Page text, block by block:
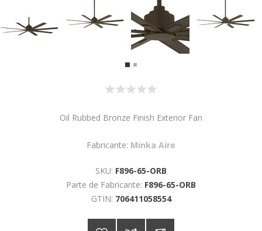
Oil Rubbed Bronze Finish Exterior Fan
Fabricante: Minka Aire
SKU: F896-65-ORB
Parte de Fabricante: F896-65-ORB
GTIN: 706411058554